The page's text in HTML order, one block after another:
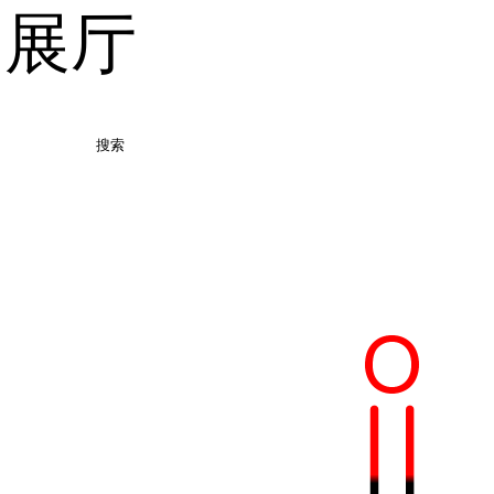
厅
搜索